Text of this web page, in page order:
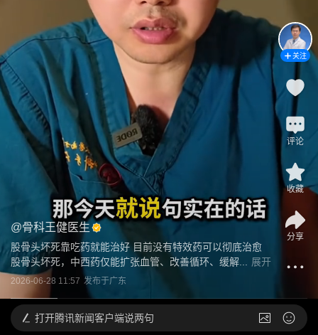
@骨科王健医生
股骨头坏死靠吃药就能治好 目前没有特效药可以彻底治愈
股骨头坏死，中西药仅能扩张血管、改善循环、缓解...
展开
2026-06-28 11:57 发布于广东
关注
评论
收藏
分享
打开腾讯新闻客户端说两句